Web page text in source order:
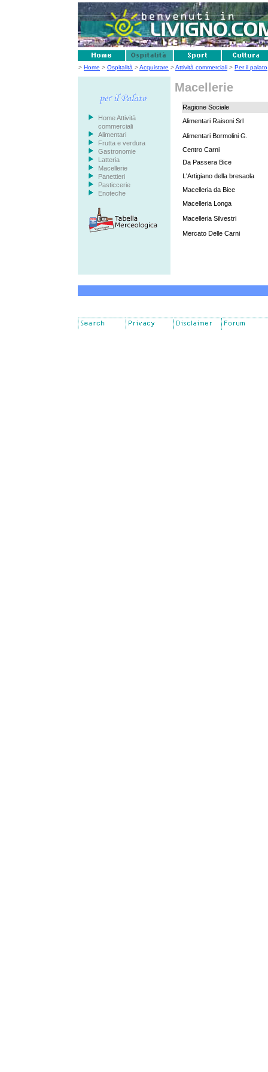
> Home > Ospitalità >Acquistare >Attività commerciali > Per il palato
Home Attività
commerciali
Alimentari
Frutta e verdura
Gastronomie
Latteria
Macellerie
Panettieri
Pasticcerie
Enoteche
Macellerie
Ragione Sociale
Alimentari Raisoni Srl
Alimentari Bormolini G.
Centro Carni
Da Passera Bice
L'Artigiano della bresaola
Macelleria da Bice
Macelleria Longa
Macelleria Silvestri
Mercato Delle Carni